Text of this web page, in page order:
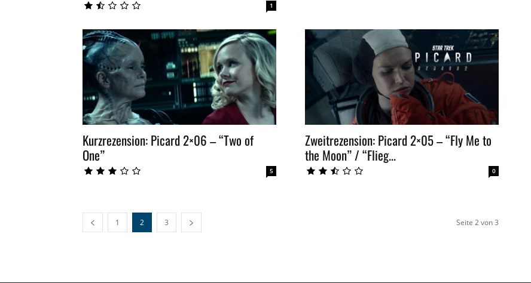
1
Kurzrezension: Picard 2×06 – “Two of
One”
5
Zweitrezension: Picard 2×05 – “Fly Me to
the Moon” / “Flieg...
0
1 2 3 Seite 2 von 3